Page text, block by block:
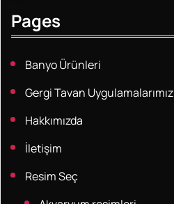
Pages
Banyo Ürünleri
Gergi Tavan Uygulamalarımız
Hakkımızda
İletişim
Resim Seç